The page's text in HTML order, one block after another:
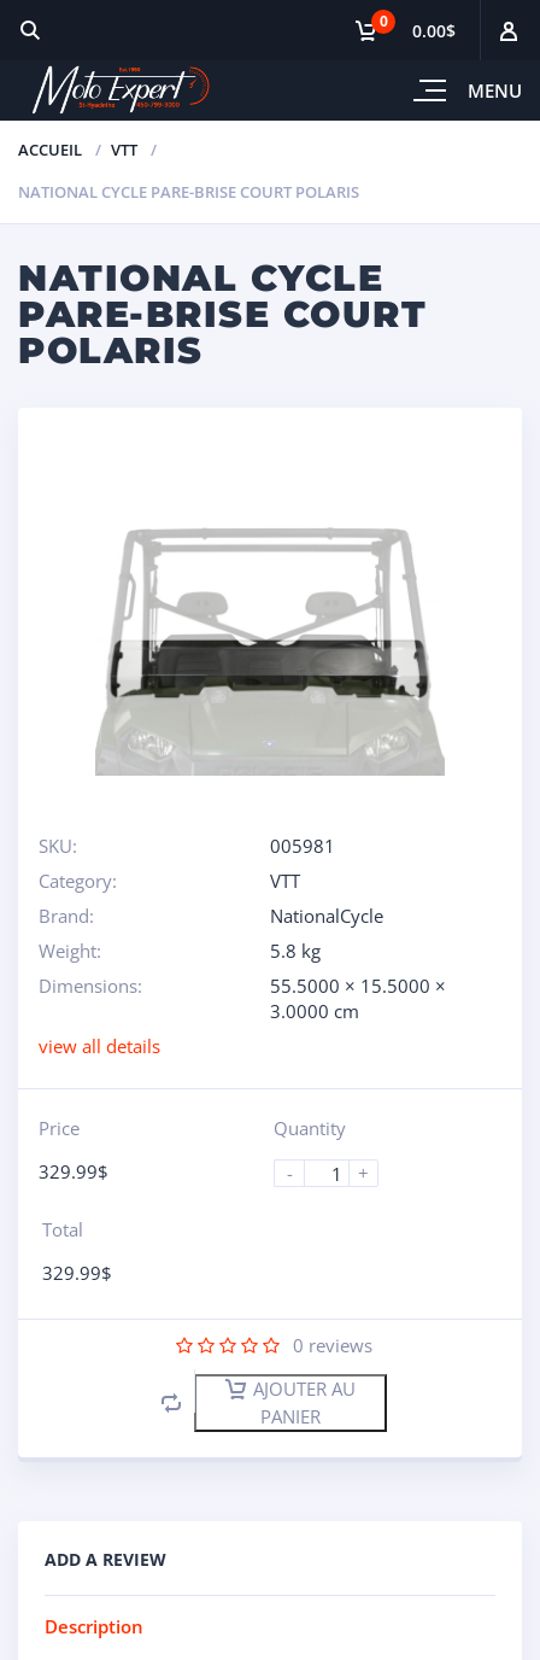
MENU
0 0.00$
ACCUEIL
VTT
NATIONAL CYCLE PARE-BRISE COURT POLARIS
NATIONAL CYCLE
PARE-BRISE COURT
POLARIS
SKU:
005981
Category:
VTT
Brand:
NationalCycle
Weight:
5.8 kg
Dimensions:
55.5000 × 15.5000 ×
3.0000 cm
view all details
Price
329.99$
Quantity
-
+
Total
329.99$
0 reviews
AJOUTER AU
PANIER
ADD A REVIEW
Description